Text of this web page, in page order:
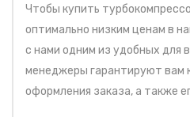
Чтобы купить
оптимально низким ценам в
с нами одним из удобных для
менеджеры гарантируют вам
оформления заказа, а также